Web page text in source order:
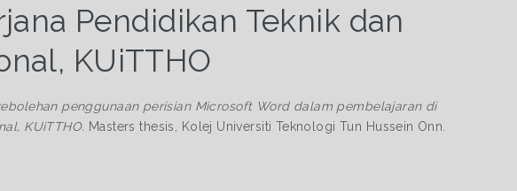
Pendidikan Teknik dan
KUiTTHO
penggunaan perisian Microsoft Word dalam pembelajaran di
KUiTTHO. Masters thesis, Kolej Universiti Teknologi Tun Hussein Onn.